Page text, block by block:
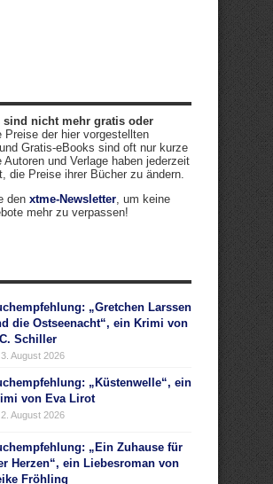
sind nicht mehr gratis oder
Preise der hier vorgestellten
Gratis-eBooks sind oft nur kurze
und Verlage haben jederzeit
die Preise ihrer Bücher zu ändern.
den xtme-Newsletter, um keine
mehr zu verpassen!
„Gretchen Larssen
die Ostseenacht“, ein Krimi von
Schiller
3. August 2026
„Küstenwelle“, ein
von Eva Lirot
2. August 2026
„Ein Zuhause für
Herzen“, ein Liebesroman von
Fröhling